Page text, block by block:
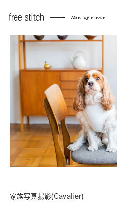
Meet up events
家族写真撮影(Cavalier)